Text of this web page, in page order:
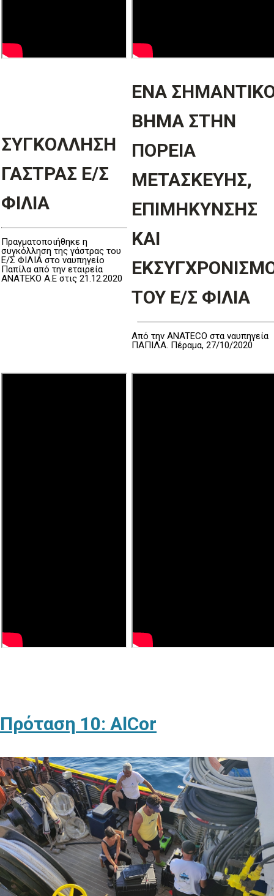
ΣΥΓΚΟΛΛΗΣΗ
ΓΑΣΤΡΑΣ Ε/Σ
ΦΙΛΙΑ
Πραγματοποιήθηκε η
συγκόλληση της γάστρας του
Ε/Σ ΦΙΛΙΑ στο ναυπηγείο
Παπίλα από την εταιρεία
ΑΝΑΤΕΚΟ Α.Ε στις 21.12.2020
ΕΝΑ
ΒΗΜΑ ΣΤΗΝ
ΠΟΡΕΙΑ
ΜΕΤΑΣΚΕΥΗΣ,
ΕΠΙΜΗΚΥΝΣΗΣ
ΚΑΙ
ΤΟΥ Ε/Σ ΦΙΛΙΑ
Από την ANATECO στα ναυπηγεία
ΠΑΠΙΛΑ. Πέραμα, 27/10/2020
Πρόταση 10: AlCor